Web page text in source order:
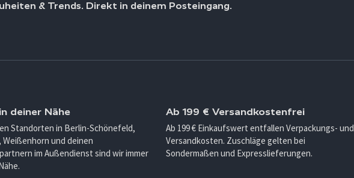
& Trends. Direkt in deinem Posteingang.
deiner Nähe
Standorten in Berlin-Schönefeld,
Weißenhorn und deinen
im Außendienst sind wir immer
Ab 199 € Versandkostenfrei
Ab 199 € Einkaufswert entfallen Verpackungs- und
Versandkosten. Zuschläge gelten bei
Sondermaßen und Expresslieferungen.